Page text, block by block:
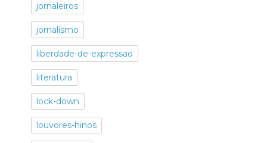
jornaleiros
jornalismo
liberdade-de-expressao
literatura
lock-down
louvores-hinos